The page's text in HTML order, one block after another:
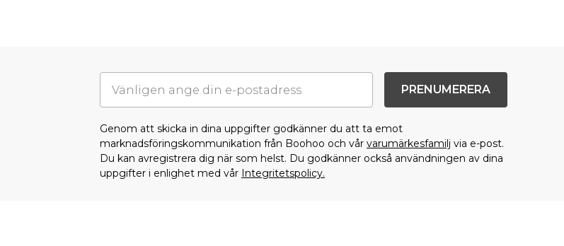
PRENUMERERA
Genom att skicka in dina uppgifter godkänner du att ta emot
marknadsföringskommunikation från Boohoo och vår varumärkesfamilj via e-post.
Du kan avregistrera dig när som helst. Du godkänner också användningen av dina
uppgifter i enlighet med vår Integritetspolicy.